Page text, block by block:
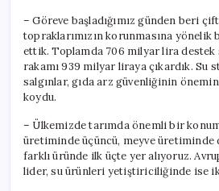
– Göreve başladığımız günden beri
topraklarımızın korunmasına
ettik. Toplamda 706 milyar lira destek
rakamı 939 milyar liraya çıkardık. Su
salgınlar, gıda arz güvenliğinin
koydu.
– Ülkemizde tarımda önemli bir
üretiminde üçüncü, meyve üretiminde
farklı üründe ilk üçte yer alıyoruz.
lider, su ürünleri yetiştiriciliğinde ise